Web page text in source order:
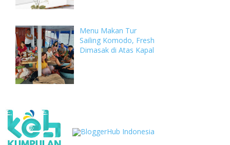
Menu Makan Tur
Sailing Komodo, Fresh
Dimasak di Atas Kapal